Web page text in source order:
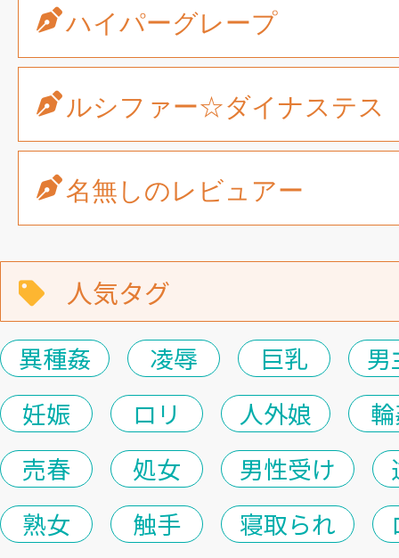
ハイパーグレープ
ルシファー☆ダイナステス
名無しのレビュアー
人気タグ
異種姦 凌辱 巨乳
男
妊娠
ロリ 人外娘
売春
処女 男性受け
熟女
触手 寝取られ